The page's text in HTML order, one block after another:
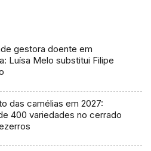
gestora doente em
Luísa Melo substitui Filipe
das camélias em 2027:
400 variedades no cerrado